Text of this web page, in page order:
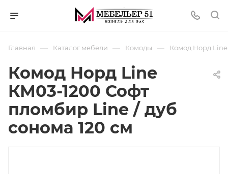
Главная — Каталог мебели — Комоды — Комод Норд
Комод Норд Line
КМ03-1200 Софт
пломбир Line / дуб
сонома 120 см